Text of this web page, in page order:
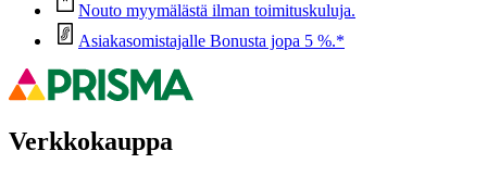
Nouto myymälästä ilman toimituskuluja.
Asiakasomistajalle Bonusta jopa 5 %.*
Verkkokauppa